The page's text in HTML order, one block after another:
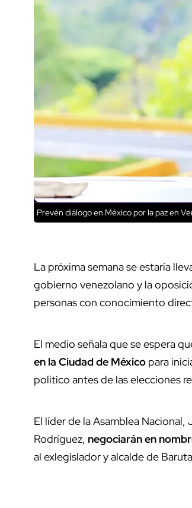
Prevén diálogo en México por la paz en
La próxima semana se estaría
gobierno venezolano y la
personas con conocimiento
El medio señala que se espera
en la Ciudad de México para
político antes de las elecciones
El líder de la Asamblea
Rodríguez, negociarán en
al exlegislador y alcalde de